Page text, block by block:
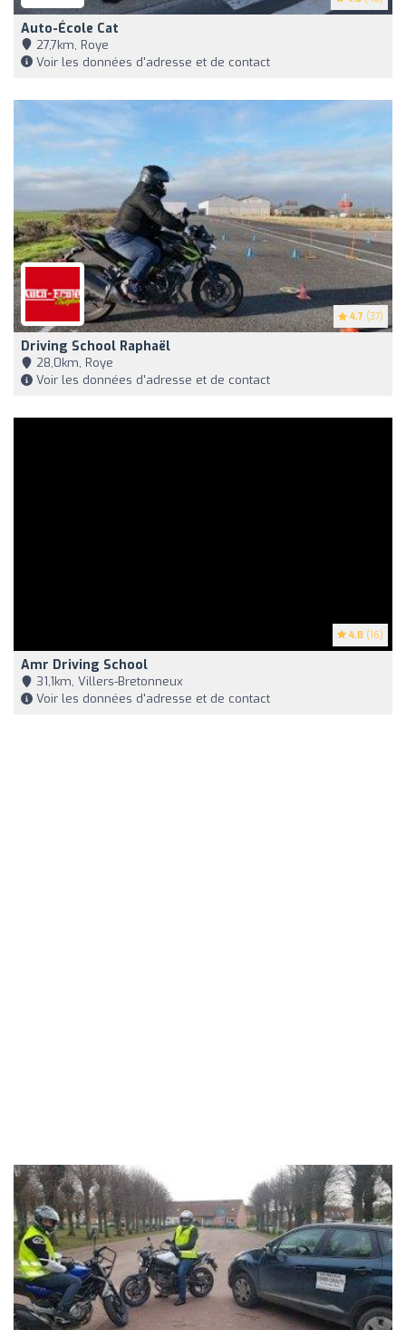
Auto-École Cat
27,7km, Roye
Voir les données d'adresse et de contact
4.7 (37)
Driving School Raphaël
28,0km, Roye
Voir les données d'adresse et de contact
4.8 (16)
Amr Driving School
31,1km, Villers-Bretonneux
Voir les données d'adresse et de contact